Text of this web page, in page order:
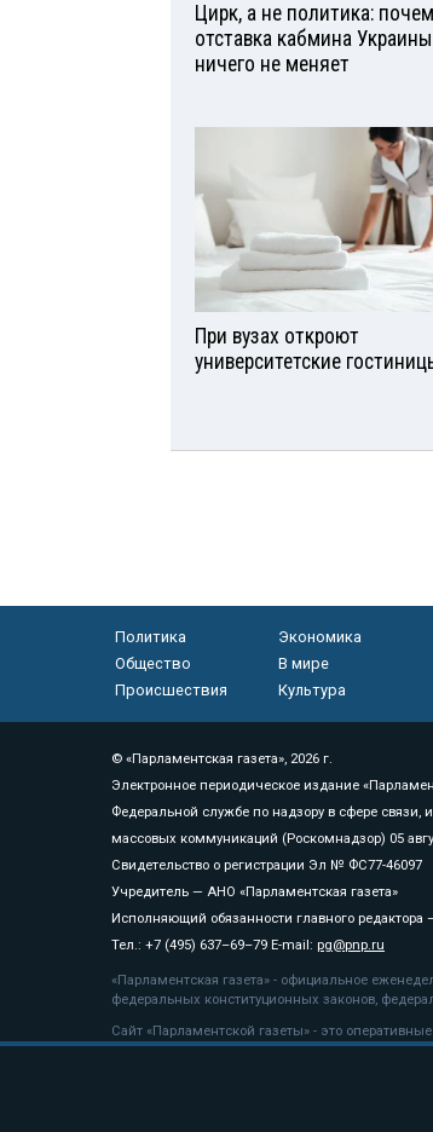
Цирк, а не политика:
отставка кабмина Украины
ничего не меняет
При вузах откроют
университетские
Политика
Экономика
Общество
В мире
Происшествия
Культура
© «Парламентская газета», 2026 г.
Электронное периодическое издание
Федеральной службе по надзору в сфере
массовых коммуникаций (Роскомнадзор) 05
Свидетельство о регистрации Эл № ФС77-46097
Учредитель — АНО «Парламентская газета»
Исполняющий обязанности главного
Тел.: +7 (495) 637–69–79 E-mail: pg@pnp.ru
«Парламентская газета» - официальное
федеральных конституционных законов,
Сайт «Парламентской газеты» - это
«Парламентской газеты» активная ссылка на